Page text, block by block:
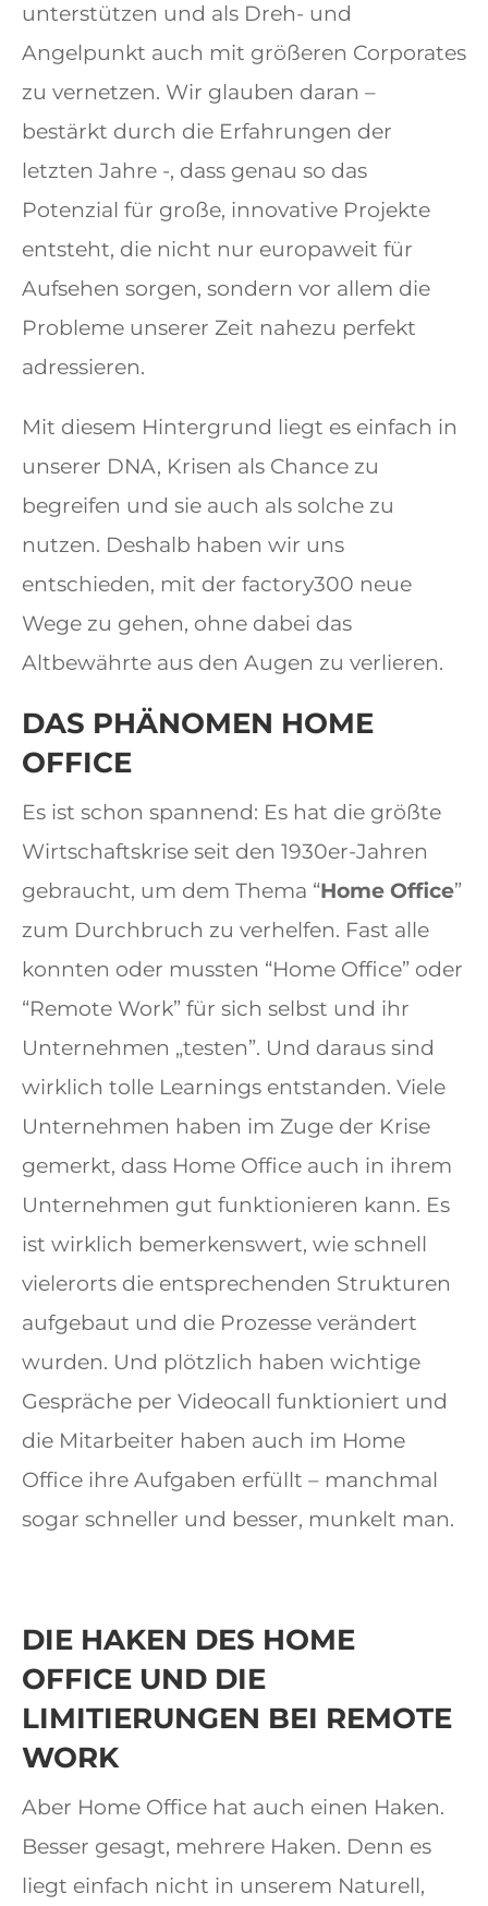
unterstützen und als Dreh- und
Angelpunkt auch mit größeren Corporates
zu vernetzen. Wir glauben daran –
bestärkt durch die Erfahrungen der
letzten Jahre -, dass genau so das
Potenzial für große, innovative Projekte
entsteht, die nicht nur europaweit für
Aufsehen sorgen, sondern vor allem die
Probleme unserer Zeit nahezu perfekt
adressieren.
Mit diesem Hintergrund liegt es einfach in
unserer DNA, Krisen als Chance zu
begreifen und sie auch als solche zu
nutzen. Deshalb haben wir uns
entschieden, mit der factory300 neue
Wege zu gehen, ohne dabei das
Altbewährte aus den Augen zu verlieren.
DAS PHÄNOMEN HOME
OFFICE
Es ist schon spannend: Es hat die größte
Wirtschaftskrise seit den 1930er-Jahren
gebraucht, um dem Thema “Home Office”
zum Durchbruch zu verhelfen. Fast alle
konnten oder mussten “Home Office” oder
“Remote Work” für sich selbst und ihr
Unternehmen „testen”. Und daraus sind
wirklich tolle Learnings entstanden. Viele
Unternehmen haben im Zuge der Krise
gemerkt, dass Home Office auch in ihrem
Unternehmen gut funktionieren kann. Es
ist wirklich bemerkenswert, wie schnell
vielerorts die entsprechenden Strukturen
aufgebaut und die Prozesse verändert
wurden. Und plötzlich haben wichtige
Gespräche per Videocall funktioniert und
die Mitarbeiter haben auch im Home
Office ihre Aufgaben erfüllt – manchmal
sogar schneller und besser, munkelt man.
DIE HAKEN DES HOME
OFFICE UND DIE
LIMITIERUNGEN BEI REMOTE
WORK
Aber Home Office hat auch einen Haken.
Besser gesagt, mehrere Haken. Denn es
liegt einfach nicht in unserem Naturell,